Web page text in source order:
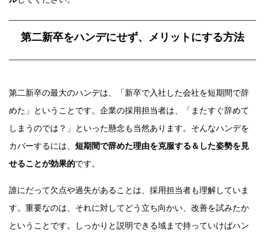
第二新卒をハンデにせず、メリットにする方法
第二新卒の最大のハンデは、「新卒で入社した会社を短期間で辞
めた」ということです。企業の採用担当者は、「またすぐ辞めて
しまうのでは？」といった懸念も当然あります。そんなハンデを
カバーするには、 短期間で辞めた理由を克服する＆した姿勢を見
せることが効果的です。
誰にだって欠点や過失があることは、採用担当者も理解していま
す。重要なのは、それに対してどう立ち向かい、改善を試みたか
ということです。しっかりと説明できる域まで持っていけばハン